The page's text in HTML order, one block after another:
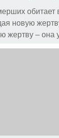
обитает
новую
жертву – она